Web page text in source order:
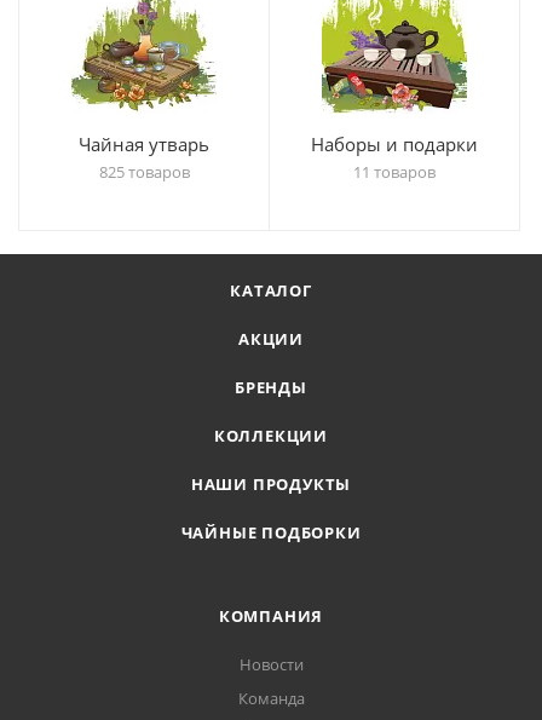
Чайная утварь
825 товаров
Наборы и подарки
11 товаров
КАТАЛОГ
АКЦИИ
БРЕНДЫ
КОЛЛЕКЦИИ
НАШИ ПРОДУКТЫ
ЧАЙНЫЕ ПОДБОРКИ
КОМПАНИЯ
Новости
Команда